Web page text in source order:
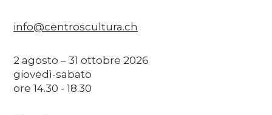
info@centroscultura.ch
2 agosto – 31 ottobre 2026
giovedì-sabato
ore 14.30 - 18.30